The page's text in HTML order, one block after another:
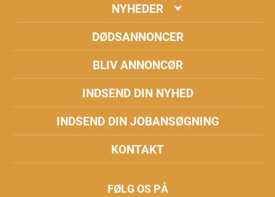
NYHEDER
DØDSANNONCER
BLIV ANNONCØR
INDSEND DIN NYHED
INDSEND DIN JOBANSØGNING
KONTAKT
FØLG OS PÅ